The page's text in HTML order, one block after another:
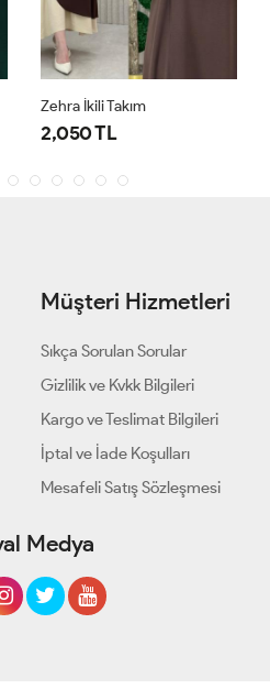
Zehra İkili Takım
2,050 TL
Müşteri Hizmetleri
Sıkça Sorulan Sorular
Gizlilik ve Kvkk Bilgileri
Kargo ve Teslimat Bilgileri
İptal ve İade Koşulları
Mesafeli Satış Sözleşmesi
Medya